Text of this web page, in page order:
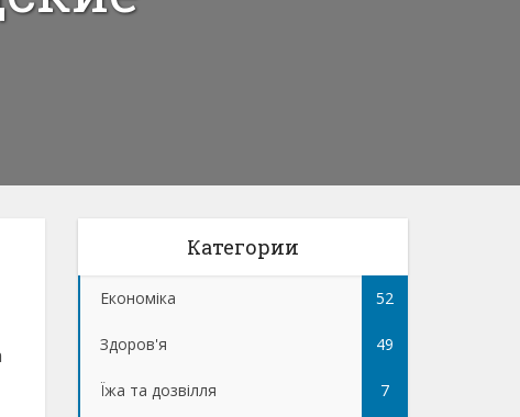
Категории
Економіка 52
Здоров'я 49
Їжа та дозвілля 7